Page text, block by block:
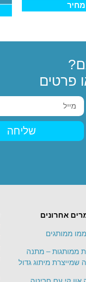
פרטים
שליחה
אחרונים
ממותגים
ממותגות – מתנה
שמייצרת מיתוג גדול